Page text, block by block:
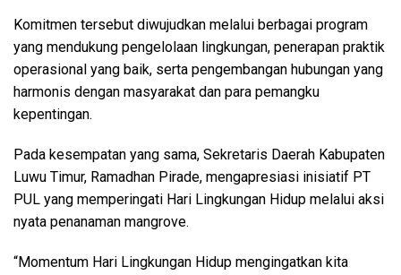
Komitmen tersebut diwujudkan melalui berbagai program
yang mendukung pengelolaan lingkungan, penerapan praktik
operasional yang baik, serta pengembangan hubungan yang
harmonis dengan masyarakat dan para pemangku
kepentingan.
Pada kesempatan yang sama, Sekretaris Daerah Kabupaten
Luwu Timur, Ramadhan Pirade, mengapresiasi inisiatif PT
PUL yang memperingati Hari Lingkungan Hidup melalui aksi
nyata penanaman mangrove.
“Momentum Hari Lingkungan Hidup mengingatkan kita